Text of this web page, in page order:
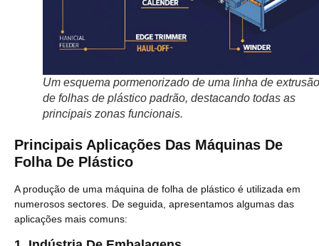
Um esquema pormenorizado de uma linha de extrusão
de folhas de plástico padrão, destacando todas as
principais zonas funcionais.
Principais Aplicações Das Máquinas De
Folha De Plástico
A produção de uma máquina de folha de plástico é utilizada em
numerosos sectores. De seguida, apresentamos algumas das
aplicações mais comuns: